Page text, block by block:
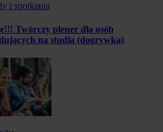
i spotkania
Twórczy plener dla osób
na studia (dogrywka)